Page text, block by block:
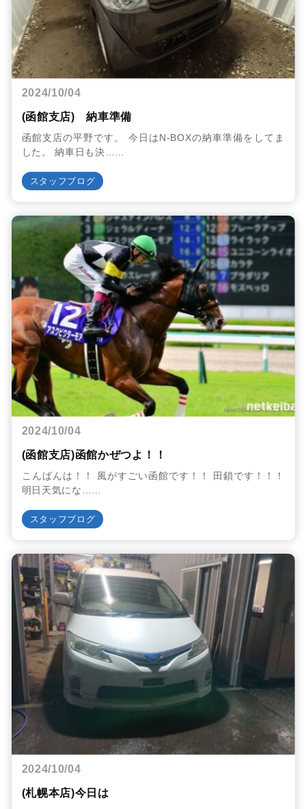
2024/10/04
(函館支店) 納車準備
函館支店の平野です。 今日はN-BOXの納車準備をしてま
した。 納車日も決……
スタッフブログ
2024/10/04
(函館支店)函館かぜつよ！！
こんばんは！！ 風がすごい函館です！！ 田鎖です！！！
明日天気にな……
スタッフブログ
2024/10/04
(札幌本店)今日は